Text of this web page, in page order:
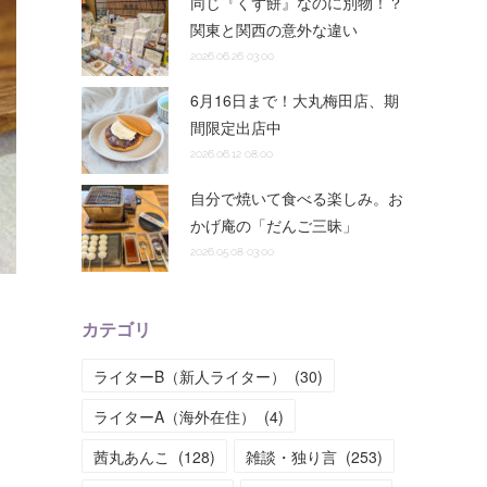
関東と関西の意外な違い
2026.06.26 03:00
6月16日まで！大丸梅田店、期
間限定出店中
2026.06.12 08:00
自分で焼いて食べる楽しみ。お
かげ庵の「だんご三昧」
2026.05.08 03:00
カテゴリ
ライターB（新人ライター） (30)
ライターA（海外在住）
(4)
茜丸あんこ (128) 雑談・独り言 (253)